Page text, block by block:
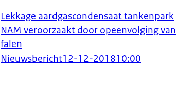
Lekkage aardgascondensaat tankenpark
NAM veroorzaakt door opeenvolging van
falen
Nieuwsbericht12-12-201810:00